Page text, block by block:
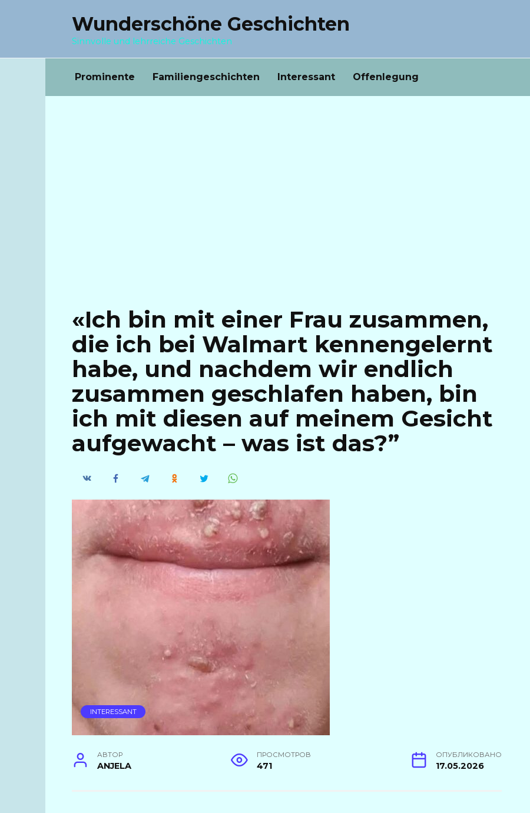
Wunderschöne Geschichten
Sinnvolle und lehrreiche Geschichten
Prominente Familiengeschichten Interessant Offenlegung
«Ich bin mit einer Frau zusammen,
die ich bei Walmart kennengelernt
habe, und nachdem wir endlich
zusammen geschlafen haben, bin
ich mit diesen auf meinem Gesicht
aufgewacht – was ist das?”
INTERESSANT
АВТОР
ANJELA
ПРОСМОТРОВ
471
ОПУБЛИКОВАНО
17.05.2026